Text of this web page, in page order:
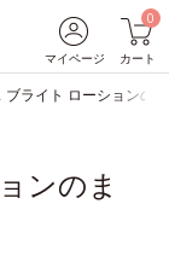
マイページ
0
カート
ブライト ローションの
ンのま